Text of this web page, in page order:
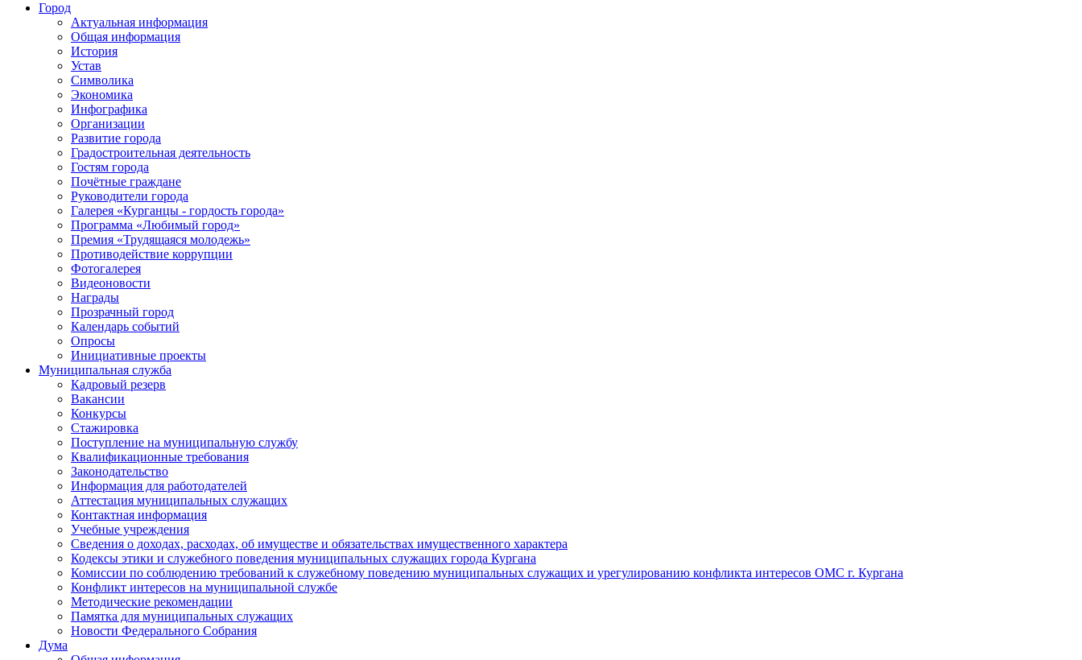
Город
Актуальная информация
Общая информация
История
Устав
Символика
Экономика
Инфографика
Организации
Развитие города
Градостроительная деятельность
Гостям города
Почётные граждане
Руководители города
Галерея «Курганцы - гордость города»
Программа «Любимый город»
Премия «Трудящаяся молодежь»
Противодействие коррупции
Фотогалерея
Видеоновости
Награды
Прозрачный город
Календарь событий
Опросы
Инициативные проекты
Муниципальная служба
Кадровый резерв
Вакансии
Конкурсы
Стажировка
Поступление на муниципальную службу
Квалификационные требования
Законодательство
Информация для работодателей
Аттестация муниципальных служащих
Контактная информация
Учебные учреждения
Сведения о доходах, расходах, об имуществе и обязательствах имущественного характера
Кодексы этики и служебного поведения муниципальных служащих города Кургана
Комиссии по соблюдению требований к служебному поведению муниципальных служащих и урегулированию конфликта интересов ОМС г. Кургана
Конфликт интересов на муниципальной службе
Методические рекомендации
Памятка для муниципальных служащих
Новости Федерального Cобрания
Дума